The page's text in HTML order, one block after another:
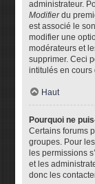
administrateur.
Modifierdu
est associé le
modifier une
modérateurs et
supprimer. Ceci
intitulés en cours
Haut
Pourquoi ne
Certains forums
groupes. Pour
les permissions
et les
donc les